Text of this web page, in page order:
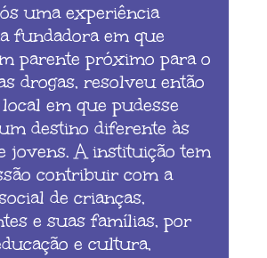
uma experiência
fundadora em que
parente próximo para o
drogas, resolveu então
em que pudesse
destino diferente às
jovens. A instituição tem
contribuir com a
de crianças,
e suas famílias, por
e cultura,